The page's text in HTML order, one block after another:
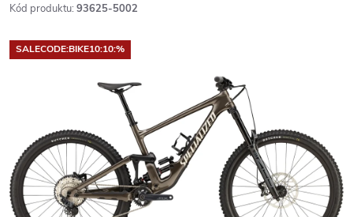
Kód produktu: 93625-5002
SALECODE:BIKE10:10:%